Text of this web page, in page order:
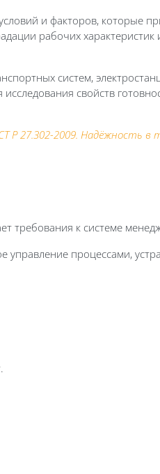
и факторов, которые
рабочих характеристик
систем,
свойств
Р 27.302-2009. Надёжность в
требования к системе
управление процессами,